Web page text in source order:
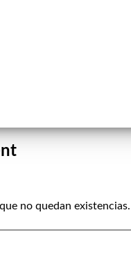
no quedan existencias.